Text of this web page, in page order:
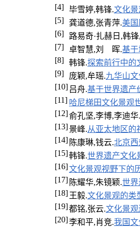
[4] 毕雪婷,韩锋.文化
[5] 龚道德,张青萍.美
[6]
路易奇·扎赫日,韩
[7] 卓智慧,刘 晖.基
[8] 韩锋.探索前行中的
[9]
庞颖,牟瑶.九华山
[10] 吕舟.基于世界遗产
[11] 哈尼梯田文化景观
[12]俞孔坚,李博,李迪华.
[13]景峰.从亚太地区的
[14] 陈康琳,钱云.北京西
[15]韩锋.世界遗产文化
[16]文化景观视野下的
[17] 陈耀华,朱镜颖.世
[18] 王毅.文化景观的类
[19]都铭,张云.文化景
[20]李和平,肖竞.我国